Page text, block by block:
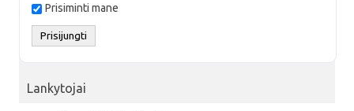
Prisiminti mane
Lankytojai